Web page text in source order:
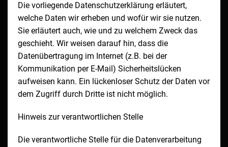
Die vorliegende Datenschutzerklärung erläutert,
welche Daten wir erheben und wofür wir sie nutzen.
Sie erläutert auch, wie und zu welchem Zweck das
geschieht. Wir weisen darauf hin, dass die
Datenübertragung im Internet (z.B. bei der
Kommunikation per E-Mail) Sicherheitslücken
aufweisen kann. Ein lückenloser Schutz der Daten vor
dem Zugriff durch Dritte ist nicht möglich.
Hinweis zur verantwortlichen Stelle
Die verantwortliche Stelle für die Datenverarbeitung